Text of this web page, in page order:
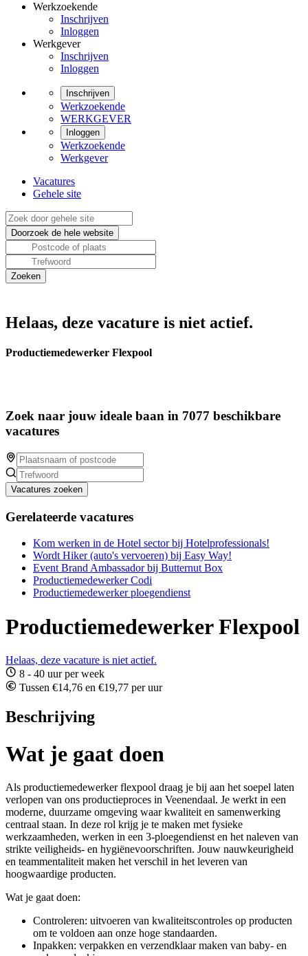
Werkzoekende
Inschrijven
Inloggen
Werkgever
Inschrijven
Inloggen
Inschrijven
Werkzoekende
WERKGEVER
Inloggen
Werkzoekende
Werkgever
Vacatures
Gehele site
Helaas, deze vacature is niet actief.
Productiemedewerker Flexpool
Zoek naar jouw ideale baan in 7077 beschikbare
vacatures
Vacatures zoeken
Gerelateerde vacatures
Kom werken in de Hotel sector bij Hotelprofessionals!
Wordt Hiker (auto's vervoeren) bij Easy Way!
Event Brand Ambassador bij Butternut Box
Productiemedewerker Codi
Productiemedewerker ploegendienst
Productiemedewerker Flexpool
Helaas, deze vacature is niet actief.
8 - 40 uur per week
Tussen €14,76 en €19,77 per uur
Beschrijving
Wat je gaat doen
Als productiemedewerker flexpool draag je bij aan het soepel laten
verlopen van ons productieproces in Veenendaal. Je werkt in een
moderne, duurzame omgeving waar kwaliteit en samenwerking
centraal staan. In deze rol krijg je te maken met fysieke
werkzaamheden, werken in een 3-ploegendienst en het naleven van
strikte veiligheids- en hygiënevoorschriften. Jouw nauwkeurigheid
en teammentaliteit maken het verschil in het leveren van
hoogwaardige producten.
Wat je gaat doen:
Controleren: uitvoeren van kwaliteitscontroles op producten
om te voldoen aan onze hoge standaarden.
Inpakken: verpakken en verzendklaar maken van baby- en